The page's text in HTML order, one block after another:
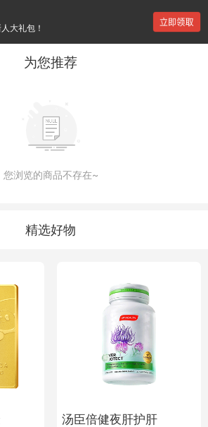
大礼包！
为您推荐
您浏览的商品不存在~
精选好物
汤臣倍健夜肝护肝